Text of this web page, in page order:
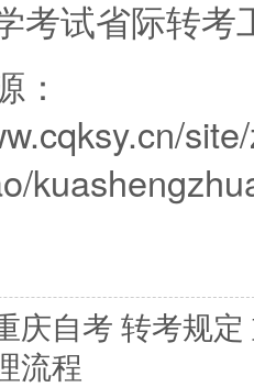
考试省际转考
：
庆自考 转考规定
流程